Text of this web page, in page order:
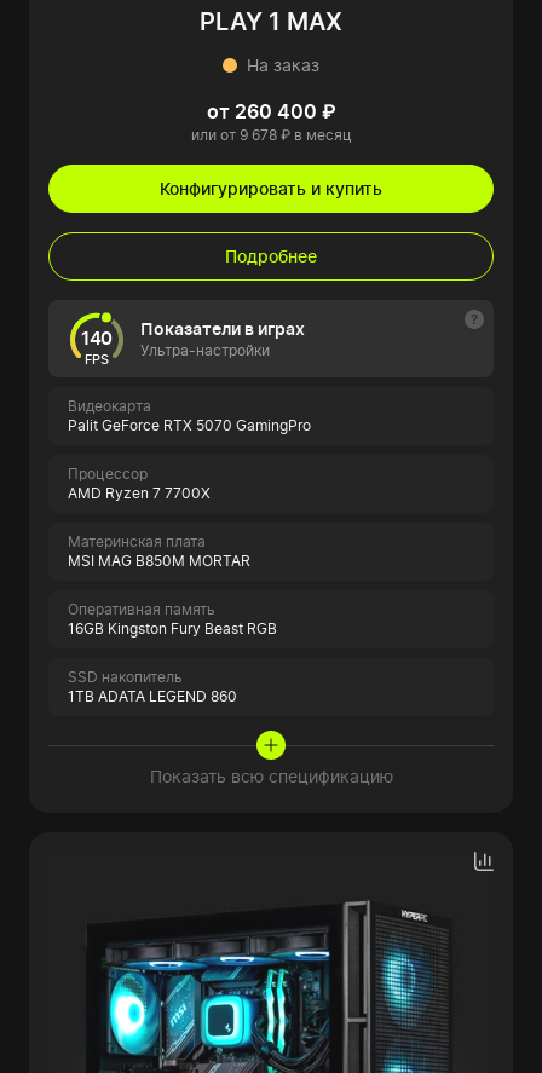
PLAY 1 MAX
На заказ
от 260 400 ₽
или от 9 678 ₽ в месяц
Конфигурировать и купить
Подробнее
140
FPS
Показатели в играх
Ультра-настройки
Видеокарта
Palit GeForce RTX 5070 GamingPro
Процессор
AMD Ryzen 7 7700X
Материнская плата
MSI MAG B850M MORTAR
Оперативная память
16GB Kingston Fury Beast RGB
SSD накопитель
1TB ADATA LEGEND 860
Показать всю спецификацию